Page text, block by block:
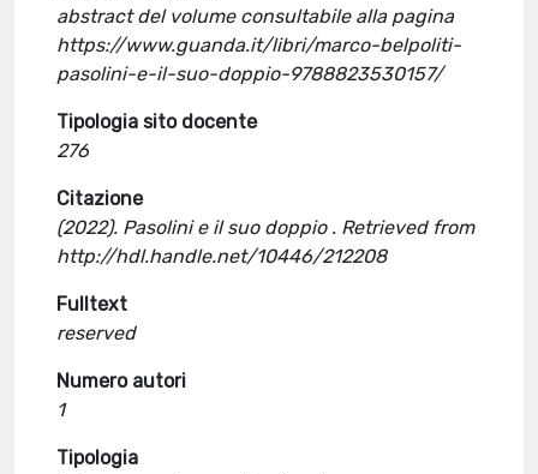
abstract del volume consultabile alla pagina
https://www.guanda.it/libri/marco-belpoliti-
pasolini-e-il-suo-doppio-9788823530157/
Tipologia sito docente
276
Citazione
(2022). Pasolini e il suo doppio . Retrieved from
http://hdl.handle.net/10446/212208
Fulltext
reserved
Numero autori
1
Tipologia